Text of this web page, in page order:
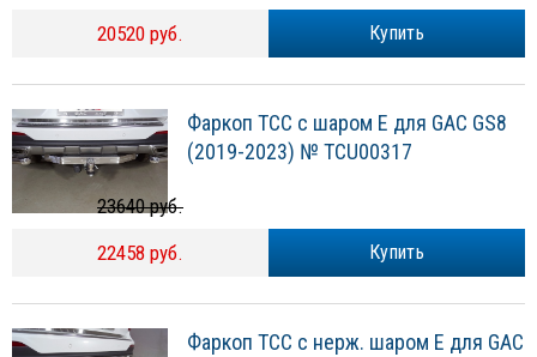
Купить
20520 руб.
Фаркоп ТСС с шаром E для GAC GS8
(2019-2023) № TCU00317
Купить
23640 руб.
22458 руб.
Фаркоп ТСС с нерж. шаром E для GAC